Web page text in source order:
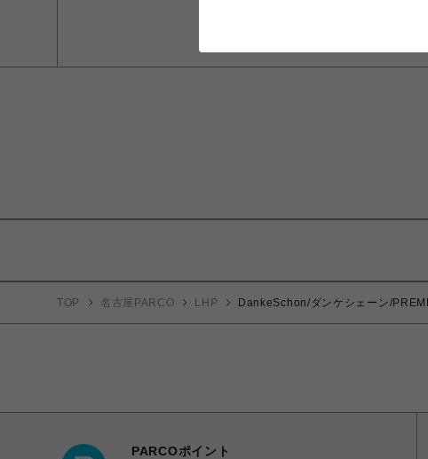
ショ
TOP 名古屋PARCO LHP DankeSchon/ダンケシェーン/
PARCOポイント